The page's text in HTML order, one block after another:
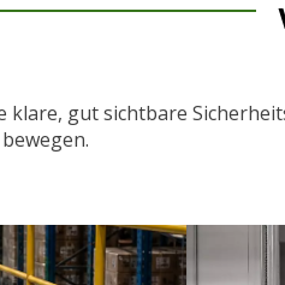
klare, gut sichtbare